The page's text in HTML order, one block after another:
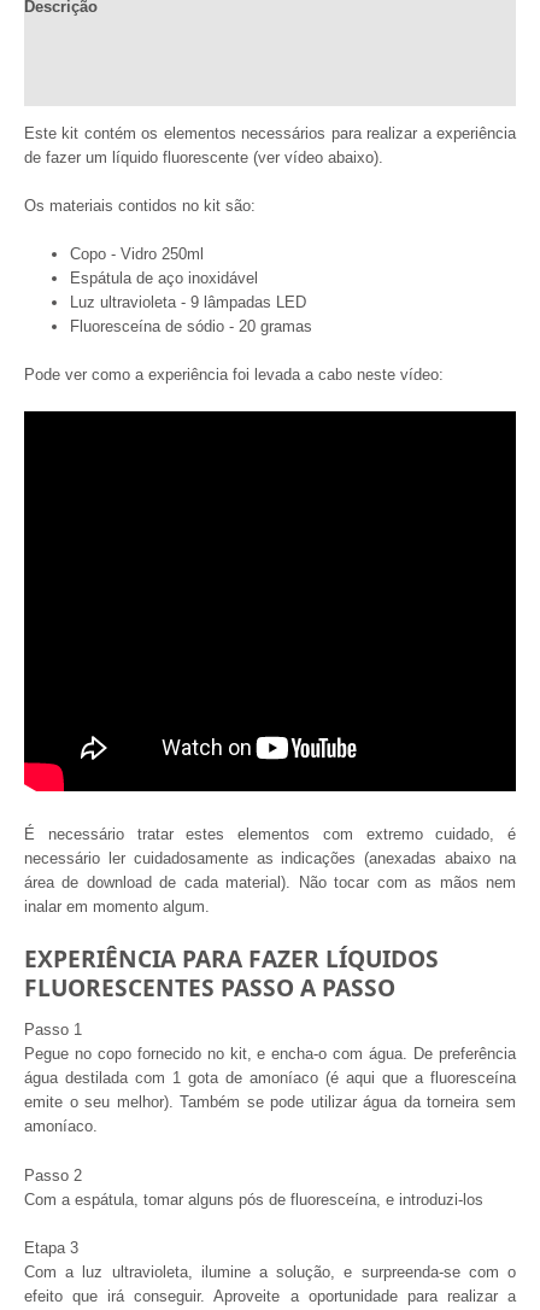
líquido
Descrição
Este kit contém os elementos necessários para realizar a experiência
de fazer um líquido fluorescente (ver vídeo abaixo).
Os materiais contidos no kit são:
Copo - Vidro 250ml
Espátula de aço inoxidável
Luz ultravioleta - 9 lâmpadas LED
Fluoresceína de sódio - 20 gramas
Pode ver como a experiência foi levada a cabo neste vídeo:
É necessário tratar estes elementos com extremo cuidado, é
necessário ler cuidadosamente as indicações (anexadas abaixo na
área de download de cada material). Não tocar com as mãos nem
inalar em momento algum.
EXPERIÊNCIA PARA FAZER LÍQUIDOS
FLUORESCENTES PASSO A PASSO
Passo 1
Pegue no copo fornecido no kit, e encha-o com água. De preferência
água destilada com 1 gota de amoníaco (é aqui que a fluoresceína
emite o seu melhor). Também se pode utilizar água da torneira sem
amoníaco.
Passo 2
Com a espátula, tomar alguns pós de fluoresceína, e introduzi-los
Etapa 3
Com a luz ultravioleta, ilumine a solução, e surpreenda-se com o
efeito que irá conseguir. Aproveite a oportunidade para realizar a